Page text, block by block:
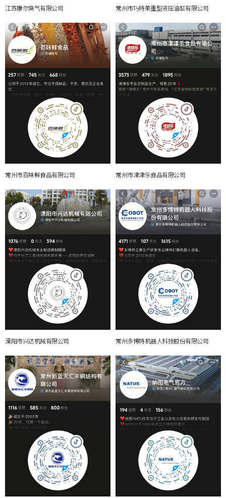
江苏康尔臭气有限公司 常州市巧特莱重型液压油缸有限公司
常州市百味鲜食品有限公司 常州市津津乐食品有限公司
溧阳市兴达机械有限公司 常州多博特机器人科技股份有限公司